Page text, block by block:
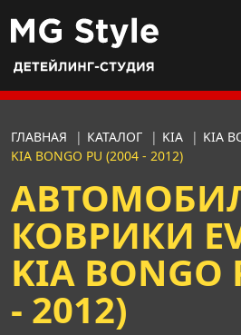
ГЛАВНАЯ | КАТАЛОГ | KIA | KIA
KIA BONGO PU (2004 - 2012)
КОВРИКИ
KIA BONGO
- 2012)